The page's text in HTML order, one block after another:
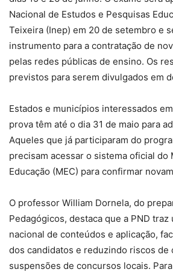
Nacional de Estudos e Pesquisas
Teixeira (Inep) em 20 de setembro e
instrumento para a contratação de
pelas redes públicas de ensino. Os
previstos para serem divulgados em
Estados e municípios interessados
prova têm até o dia 31 de maio para
Aqueles que já participaram do
precisam acessar o sistema oficial do
Educação (MEC) para confirmar
O professor William Dornela, do
Pedagógicos, destaca que a PND traz
nacional de conteúdos e aplicação,
dos candidatos e reduzindo riscos de
suspensões de concursos locais.